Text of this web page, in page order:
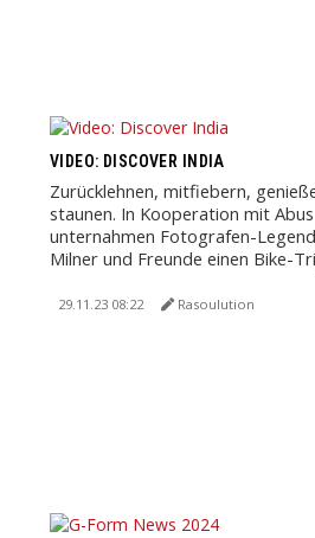
VIDEO: DISCOVER INDIA
Zurücklehnen, mitfiebern,
staunen. In Kooperation mit Abus
unternahmen Fotografen-
Milner und Freunde einen Bike-
29.11.23 08:22 Rasoulution